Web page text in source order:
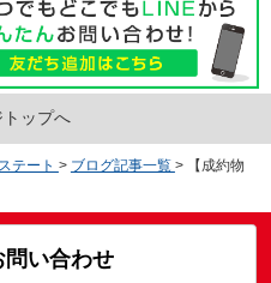
ップへ
テート > ブログ記事一覧 >
【成約物
問い合わせ